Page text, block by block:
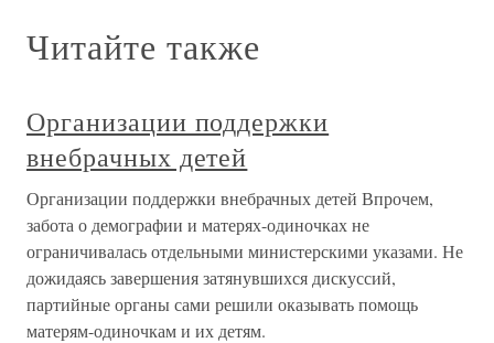
Читайте также
Организации поддержки
внебрачных детей
Организации поддержки внебрачных детей Впрочем,
забота о демографии и матерях-одиночках не
ограничивалась отдельными министерскими указами. Не
дожидаясь завершения затянувшихся дискуссий,
партийные органы сами решили оказывать помощь
матерям-одиночкам и их детям.